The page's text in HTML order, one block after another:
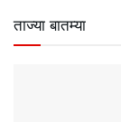
ताज्या बातम्या